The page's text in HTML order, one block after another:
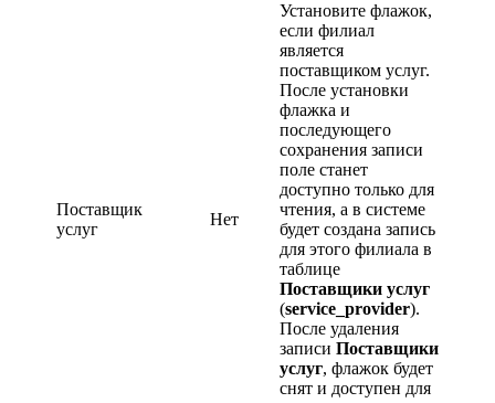
Поставщик
услуг
Нет
Установите флажок,
если филиал
является
поставщиком услуг.
После установки
флажка и
последующего
сохранения записи
поле станет
доступно только для
чтения, а в системе
будет создана запись
для этого филиала в
таблице
Поставщики услуг
(service_provider).
После удаления
записи Поставщики
услуг, флажок будет
снят и доступен для